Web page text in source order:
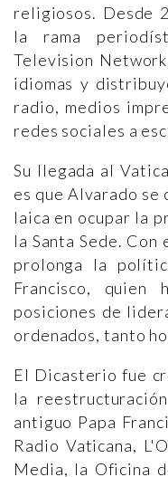
religiosos. Desde
la rama
Television
idiomas y
radio, medios
redes sociales a
Su llegada al
es que Alvarado
laica en ocupar la
la Santa Sede.
prolonga la
Francisco, quien
posiciones de
ordenados, tanto
El Dicasterio fue
la
antiguo Papa
Radio Vaticana,
Media, la Oficina